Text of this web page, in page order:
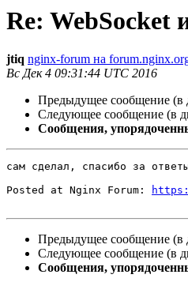
Re: WebSocket
jtiq nginx-forum на
Вс Дек 4 09:31:44 UTC 2016
Предыдущее сообщение (в
Следующее сообщение (в
Сообщения,
сам сделал, спасибо за
Posted at Nginx Forum:
Предыдущее сообщение (в
Следующее сообщение (в
Сообщения,